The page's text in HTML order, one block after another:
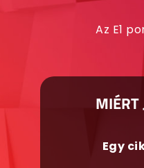
Az E1
MIÉRT
Egy